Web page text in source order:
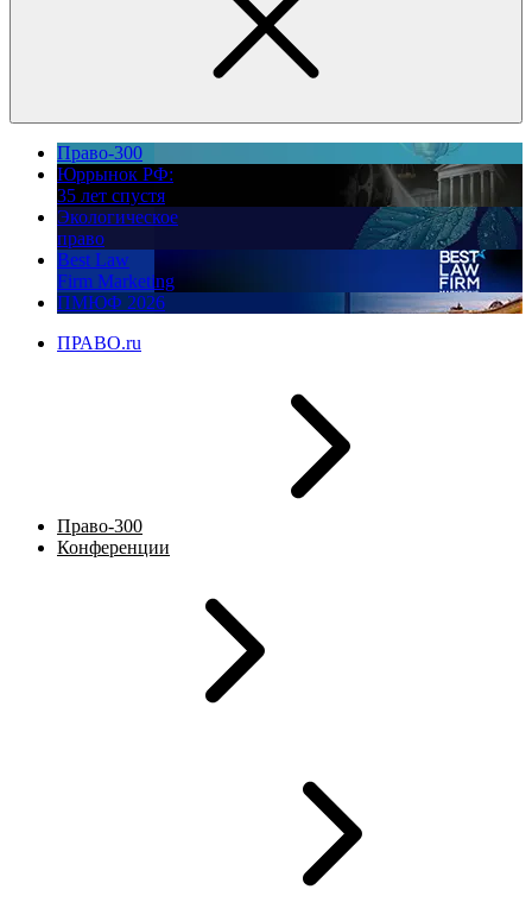
Право-300
Юррынок РФ:
35 лет спустя
Экологическое
право
Best Law
Firm Marketing
ПМЮФ 2026
ПРАВО.ru
Право-300
Конференции